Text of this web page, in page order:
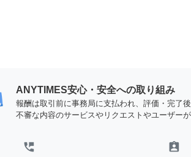
ANYTIMES安心・安全への取り組み
報酬は取引前に事務局に支払われ、評価・完了
不審な内容のサービスやリクエストやユーザー
perm_phone_msg assignment_ind